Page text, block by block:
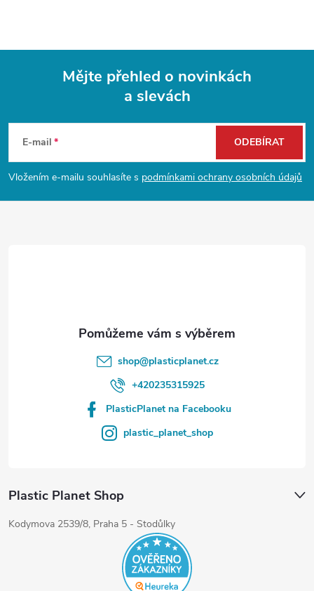
p
a
Mějte přehled o novinkách
a slevách
E-mail
Vložením e-mailu souhlasíte s podmínkami ochrany osobních údajů
ODEBÍRAT
shop@plasticplanet.cz
+420235315925
PlasticPlanet na Facebooku
plastic_planet_shop
Plastic Planet Shop
Kodymova 2539/8, Praha 5 - Stodůlky